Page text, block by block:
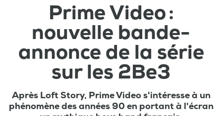
Prime Video :
nouvelle bande-
annonce de la série
sur les 2Be3
Après Loft Story, Prime Video s'intéresse à un
phénomène des années 90 en portant à l'écran